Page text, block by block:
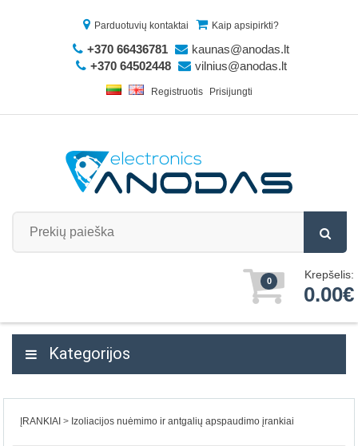
Parduotuvių kontaktai Kaip apsipirkti?
+370 66436781
kaunas@anodas.lt
+370 64502448
vilnius@anodas.lt
Registruotis Prisijungti
0 Krepšelis:
0.00€
Kategorijos
ĮRANKIAI Izoliacijos nuėmimo ir antgalių apspaudimo įrankiai